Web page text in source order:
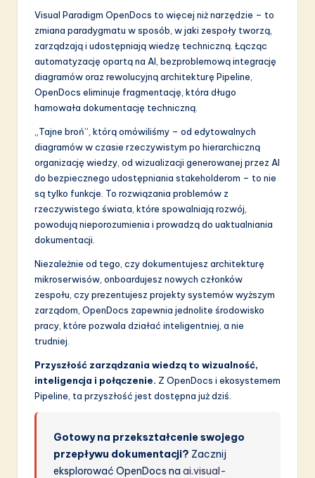
Visual Paradigm OpenDocs to więcej niż narzędzie – to
zmiana paradygmatu w sposób, w jaki zespoły tworzą,
zarządzają i udostępniają wiedzę techniczną. Łącząc
automatyzację opartą na AI, bezproblemową integrację
diagramów oraz rewolucyjną architekturę Pipeline,
OpenDocs eliminuje fragmentację, która długo
hamowała dokumentację techniczną.
„Tajne broń”, którą omówiliśmy – od edytowalnych
diagramów w czasie rzeczywistym po hierarchiczną
organizację wiedzy, od wizualizacji generowanej przez AI
do bezpiecznego udostępniania stakeholderom – to nie
są tylko funkcje. To rozwiązania problemów z
rzeczywistego świata, które spowalniają rozwój,
powodują nieporozumienia i prowadzą do uaktualniania
dokumentacji.
Niezależnie od tego, czy dokumentujesz architekturę
mikroserwisów, onboardujesz nowych członków
zespołu, czy prezentujesz projekty systemów wyższym
zarządom, OpenDocs zapewnia jednolite środowisko
pracy, które pozwala działać inteligentniej, a nie
trudniej.
Przyszłość zarządzania wiedzą to wizualność,
inteligencja i połączenie. Z OpenDocs i ekosystemem
Pipeline, ta przyszłość jest dostępna już dziś.
Gotowy na przekształcenie swojego
przepływu dokumentacji? Zacznij
eksplorować OpenDocs naai.visual-